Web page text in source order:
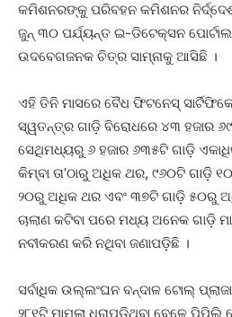
କମିଶନରଙ୍କୁ ପରିବହନ କମିଶନର
ଜୁନ୍ ୩୦ ପର୍ଯ୍ୟନ୍ତ ଇ-ଡିଟେକ୍ସନ
ଉଦବେଗଜନକ ଚିତ୍ର ସାମ୍ନାକୁ ଆସିଛି ।
ଏହି ତିନି ମାସରେ ବୈଧ ଫିଟନେସ୍
ସ୍ୱତନ୍ତ୍ର ଗାଡ଼ି ବିରୋଧରେ ୪୩ ହଜାର
ସେଥିମଧ୍ୟରୁ ୬ ହଜାର ୬୩୫ଟି ଗାଡ଼ି
କିମ୍ବା ତା’ଠାରୁ ଅଧିକ ଥର, ୯୬୦ଟି ଗାଡ଼ି
୨୦ରୁ ଅଧିକ ଥର ଏବଂ ୩୭ଟି ଗାଡ଼ି ୫୦ରୁ
ଚାଲାଣ କଟିବା ପରେ ମଧ୍ୟ ଅନେକ ଗାଡ଼ି
ନବୀକରଣ କରି ନଥିବା ଜଣାପଡ଼ିଛି ।
ସର୍ବାଧିକ ଉଲ୍ଲଂଘନ ବନ୍ଦାଳ ଟୋଲ୍
୨୮୧ଟି ମାମଲା ଧରାପଡ଼ିଥିବା ବେଳେ ପିପିଲି